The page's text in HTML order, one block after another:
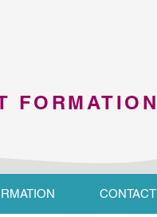
FORMATION
CONTACT